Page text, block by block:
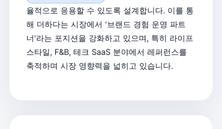
율적으로 응용할 수 있도록 설계합니다. 이를 통
해 더하다는 시장에서 '브랜드 경험 운영 파트
너'라는 포지션을 강화하고 있으며, 특히 라이프
스타일, F&B, 테크 SaaS 분야에서 레퍼런스를
축적하며 시장 영향력을 넓히고 있습니다.